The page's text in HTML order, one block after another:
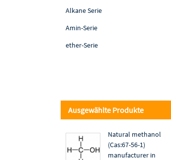
Alkane Serie
Amin-Serie
ether-Serie
Ausgewählte Produkte
Natural methanol
(Cas:67-56-1)
manufacturer in